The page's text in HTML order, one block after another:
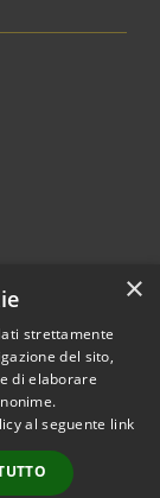
• Comune di
• Powered by
•
Accesso
×
strettamente
del sito,
di elaborare
al seguente link